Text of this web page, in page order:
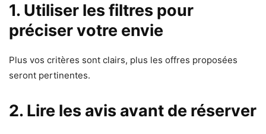
1. Utiliser les filtres pour
préciser votre envie
Plus vos critères sont clairs, plus les offres proposées
seront pertinentes.
2. Lire les avis avant de réserver